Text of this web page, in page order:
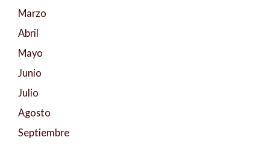
Marzo
Abril
Mayo
Junio
Julio
Agosto
Septiembre